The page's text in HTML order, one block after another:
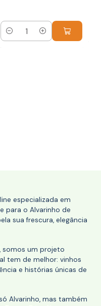
Quantidade
especializada em
para o Alvarinho de
sua frescura, elegância
somos um projeto
tem de melhor: vinhos
e histórias únicas de
Alvarinho, mas também